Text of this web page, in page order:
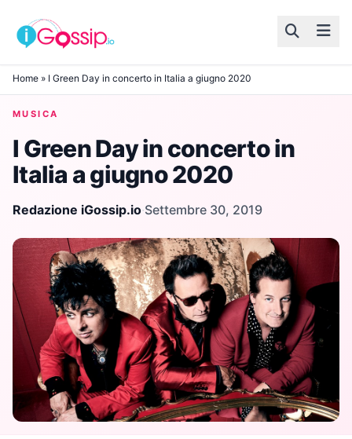
Skip to content
Home » I Green Day in concerto in Italia a giugno 2020
MUSICA
I Green Day in concerto in
Italia a giugno 2020
Redazione iGossip.io·Settembre 30, 2019